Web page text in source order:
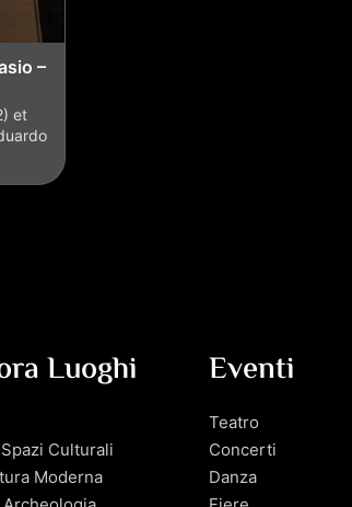
–
et
Luoghi
Culturali
Moderna
Eventi
Teatro
Concerti
Danza